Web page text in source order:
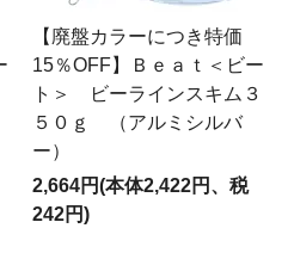
【廃盤カラーにつき特価
15％OFF】Ｂｅａｔ＜ビー
ト＞ ビーラインスキム３
５０ｇ （アルミシルバ
ー）
2,664円(本体2,422円、税
242円)